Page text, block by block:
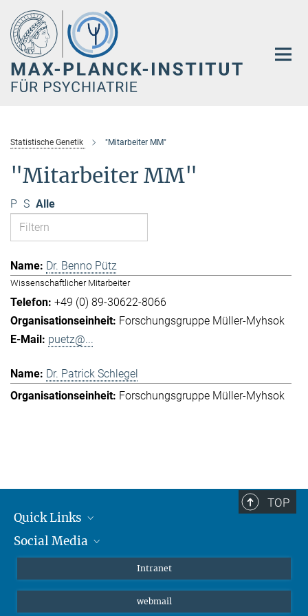
Hauptinhalt
Statistische Genetik "Mitarbeiter MM"
"Mitarbeiter MM"
P S Alle
Dr. Benno Pütz
Wissenschaftlicher Mitarbeiter
+49 (0) 89-30622-8066
Forschungsgruppe Müller-Myhsok
puetz@...
Dr. Patrick Schlegel
Forschungsgruppe Müller-Myhsok
TOP
Quick Links
Student*innen/Wissenschaftler*innen
Social Media
Bluesky
Intranet
webmail